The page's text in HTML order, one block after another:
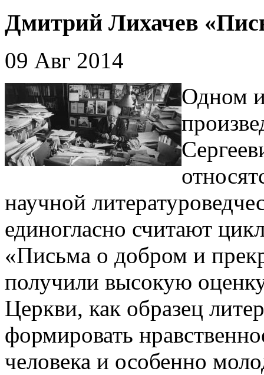
Дмитрий Лихачев
09 Авг 2014
Одном
научной
единогласно считают
«Письма о добром и
получили высокую
Церкви, как образец
формировать
человека и особенно